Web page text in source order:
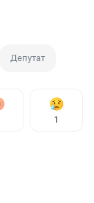
Депутат
1